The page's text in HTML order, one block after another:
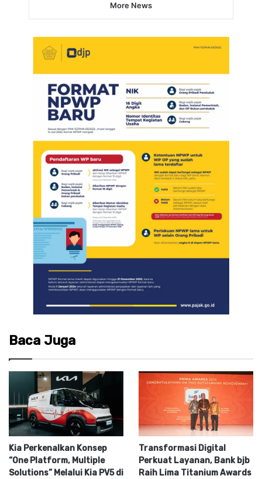
More News
Baca Juga
Kia Perkenalkan Konsep
“One Platform, Multiple
Solutions” Melalui Kia PV5 di
Transformasi Digital
Perkuat Layanan, Bank bjb
Raih Lima Titanium Awards